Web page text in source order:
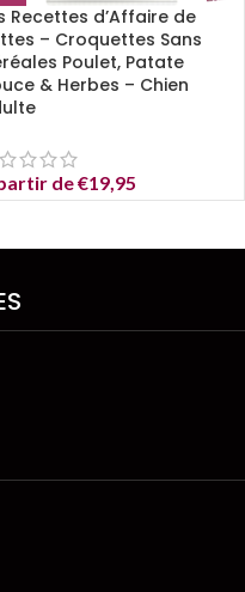
Recettes d’Affaire de
– Croquettes Sans
Poulet, Patate
& Herbes – Chien
de€19,95